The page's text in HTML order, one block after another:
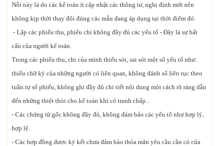
Nỗi này là do các kế toán ít cập nhật các thông tư, nghị định mới nên
không kịp thời thay đổi đúng các mẫu đang áp dụng tại thời điểm đó.
- Lập các phiếu thu, phiếu chi không đầy đủ các yếu tố - Đây là sự bất
cẩn của người kế toán.
Trong các phiếu thu, chi của mình thiếu sót, sai sót một số yếu tố như:
thiếu chữ ký của những người có liên quan, không đánh số liên tục theo
tuần tự số phiếu, không ghi đầy đủ chi tiết nội dung một cách rõ ràng dẫn
đến những thiệt thòi cho kế toán khi có tranh chấp...
- Các chứng từ gốc không đầy đủ, không đảm bảo các yếu tố như hợp lý,
hợp lệ.
- Các hợp đồng được ký kết chưa đảm bảo thỏa mãn yêu cầu cần có của